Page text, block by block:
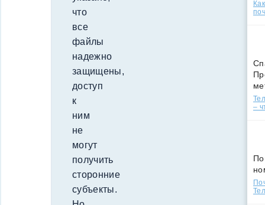
что
все
файлы
надежно
защищены,
доступ
к
ним
не
могут
получить
сторонние
субъекты.
–